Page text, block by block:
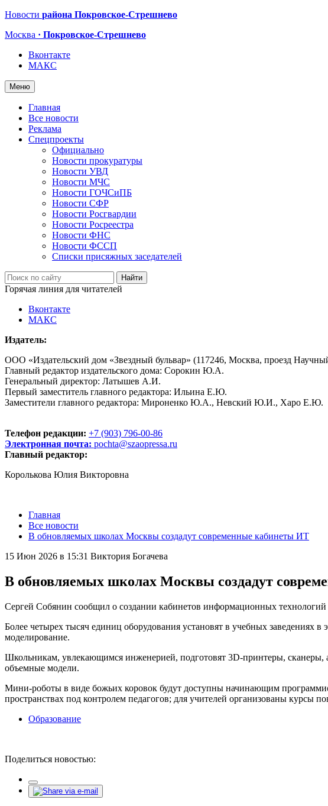
Новости района Покровское-Стрешнево
Москва · Покровское-Стрешнево
Вконтакте
МАКС
Меню
Главная
Все новости
Реклама
Спецпроекты
Официально
Новости прокуратуры
Новости УВД
Новости МЧС
Новости ГОЧСиПБ
Новости СФР
Новости Росгвардии
Новости Росреестра
Новости ФНС
Новости ФССП
Списки присяжных заседателей
Горячая линия для читателей
Вконтакте
МАКС
Издатель:
ООО «Издательский дом «Звездный бульвар» (117246, Москва, проезд
Главный редактор издательского дома: Сорокин Ю.А.
Генеральный директор: Латышев А.И.
Первый заместитель главного редактора: Ильина Е.Ю.
Заместители главного редактора: Мироненко Ю.А., Невский Ю.И., Харо Е.Ю.
Телефон редакции: +7 (903) 796-00-86
Электронная почта: pochta@szaopressa.ru
Главный редактор:
Королькова Юлия Викторовна
Главная
Все новости
В обновляемых школах Москвы создадут современные кабинеты ИТ
15 Июн 2026 в 15:31 Виктория Богачева
В обновляемых школах Москвы создадут
Сергей Собянин сообщил о создании кабинетов информационных
Более четырех тысяч единиц оборудования установят в учебных заведениях
моделирование.
Школьникам, увлекающимся инженерией, подготовят 3D-принтеры, сканеры, а
объемные модели.
Мини-роботы в виде божьих коровок будут доступны начинающим
пространствах под контролем педагогов; для учителей организованы курсы
Образование
Поделиться новостью: